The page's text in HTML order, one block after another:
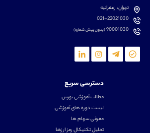
تهران، زعفرانیه
021-22021030
90001030(بدون پیش شماره)
دسترسی سریع
مطالب آموزشی بورس
لیست دوره های آموزشی
معرفی سهام ها
تحلیل تکنیکال رمز ارزها